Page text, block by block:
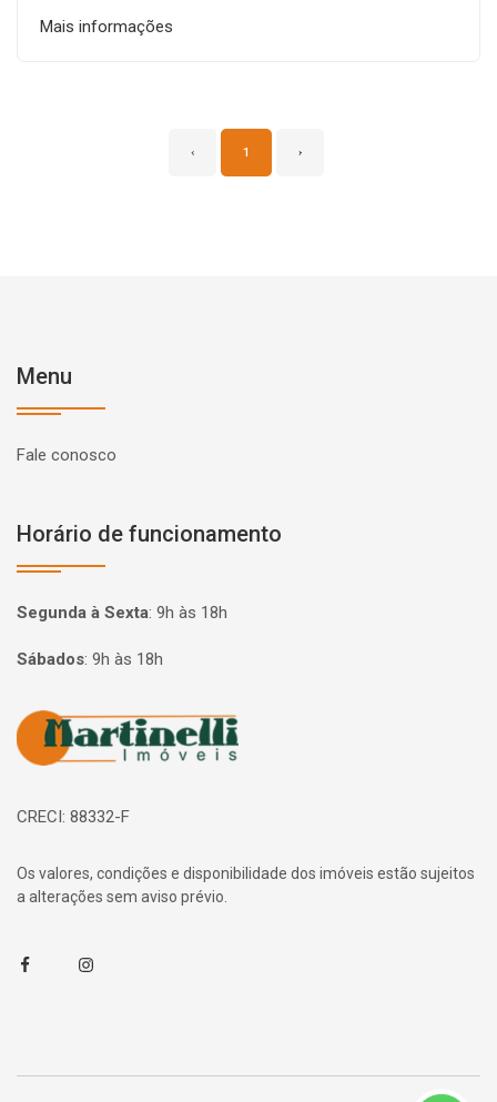
Mais informações
‹ 1 ›
Menu
Fale conosco
Horário de funcionamento
Segunda à Sexta: 9h às 18h
Sábados: 9h às 18h
Página inicial
CRECI: 88332-F
Os valores, condições e disponibilidade dos imóveis estão sujeitos
a alterações sem aviso prévio.
FacebookInstagram